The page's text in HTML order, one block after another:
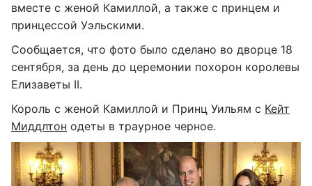
вместе с женой Камиллой, а также с принцем и
принцессой Уэльскими.
Сообщается, что фото было сделано во дворце 18
сентября, за день до церемонии похорон королевы
Елизаветы II.
Король с женой Камиллой и Принц Уильям с Кейт
Миддлтон одеты в траурное черное.